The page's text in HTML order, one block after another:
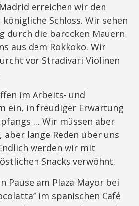
erreichen wir den
königliche Schloss. Wir sehen
durch die barocken Mauern
aus dem Rokkoko. Wir
vor Stradivari Violinen
im Arbeits- und
ein, in freudiger Erwartung
… Wir müssen aber
aber lange Reden über uns
werden wir mit
Snacks verwöhnt.
Pause am Plaza Mayor bei
im spanischen Café